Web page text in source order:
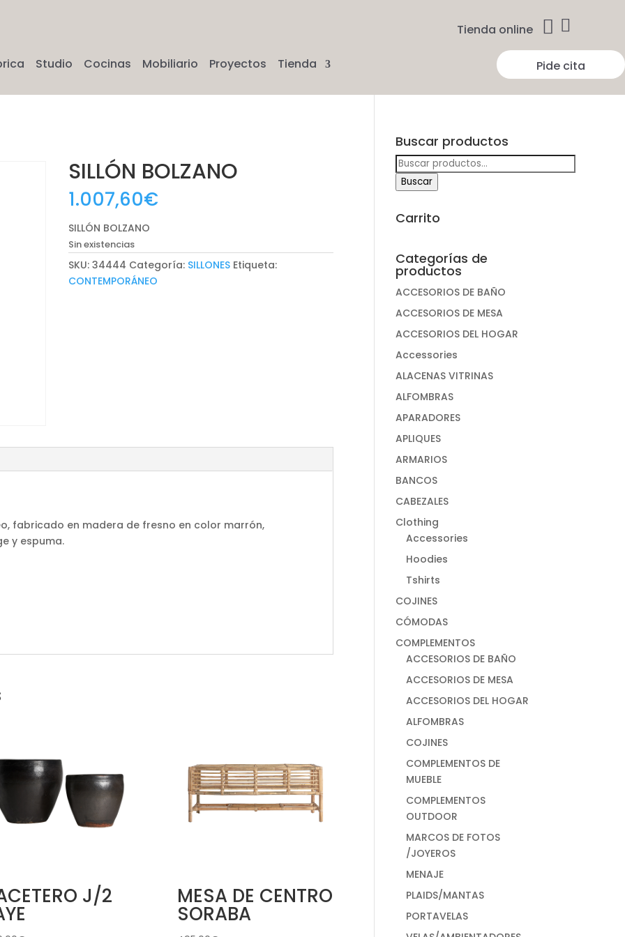
Tienda online  
Studio Cocinas Mobiliario Proyectos Tienda Pide cita
SILLÓN BOLZANO
1.007,60€
SILLÓN BOLZANO
Sin existencias
SKU:34444 Categoría: SILLONES Etiqueta:
CONTEMPORÁNEO
fabricado en madera de fresno en color marrón,
y espuma.
J/2 MESA DE CENTRO
SORABA
Buscar productos
Buscar
por:
Buscar
Carrito
Categorías de
productos
ACCESORIOS DE BAÑO
ACCESORIOS DE MESA
ACCESORIOS DEL HOGAR
Accessories
ALACENAS VITRINAS
ALFOMBRAS
APARADORES
APLIQUES
ARMARIOS
BANCOS
CABEZALES
Clothing
Accessories
Hoodies
Tshirts
COJINES
CÓMODAS
COMPLEMENTOS
ACCESORIOS DE BAÑO
ACCESORIOS DE MESA
ACCESORIOS DEL HOGAR
ALFOMBRAS
COJINES
COMPLEMENTOS DE
MUEBLE
COMPLEMENTOS
OUTDOOR
MARCOS DE FOTOS
/JOYEROS
MENAJE
PLAIDS/MANTAS
PORTAVELAS